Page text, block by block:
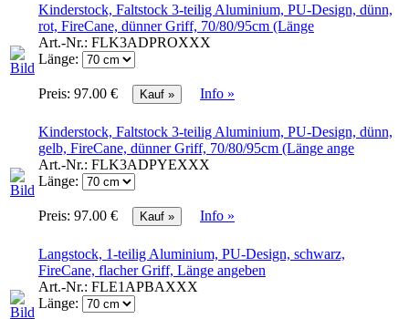
Kinderstock, Faltstock 3-teilig Aluminium, PU-Design, dünn,
rot, FireCane, dünner Griff, 70/80/95cm (Länge
Art.-Nr.: FLK3ADPROXXX
Länge:
Preis: 97.00 € Info »
Kinderstock, Faltstock 3-teilig Aluminium, PU-Design, dünn,
gelb, FireCane, dünner Griff, 70/80/95cm (Länge ange
Art.-Nr.: FLK3ADPYEXXX
Länge:
Preis: 97.00 € Info »
Langstock, 1-teilig Aluminium, PU-Design, schwarz,
FireCane, flacher Griff, Länge angeben
Art.-Nr.: FLE1APBAXXX
Länge: